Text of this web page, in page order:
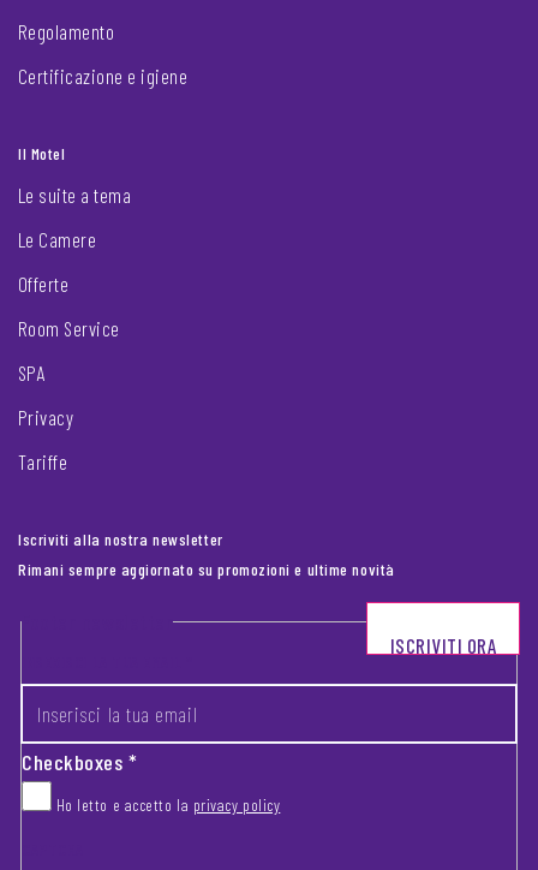
Regolamento
Certificazione e igiene
Il Motel
Le suite a tema
Le Camere
Offerte
Room Service
SPA
Privacy
Tariffe
Iscriviti alla nostra newsletter
Rimani sempre aggiornato su promozioni e ultime novità
Footer newsletter
Checkboxes*
Ho letto e accetto la privacy policy
ISCRIVITI ORA